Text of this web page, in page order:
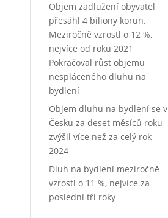
Objem zadlužení obyvatel
přesáhl 4 biliony korun.
Meziročně vzrostl o 12 %,
nejvíce od roku 2021
Pokračoval růst objemu
nespláceného dluhu na
bydlení
Objem dluhu na bydlení se v
Česku za deset měsíců roku
zvýšil více než za celý rok
2024
Dluh na bydlení meziročně
vzrostl o 11 %, nejvíce za
poslední tři roky